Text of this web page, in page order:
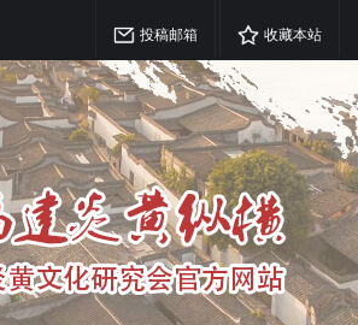
投稿邮箱 收藏本站